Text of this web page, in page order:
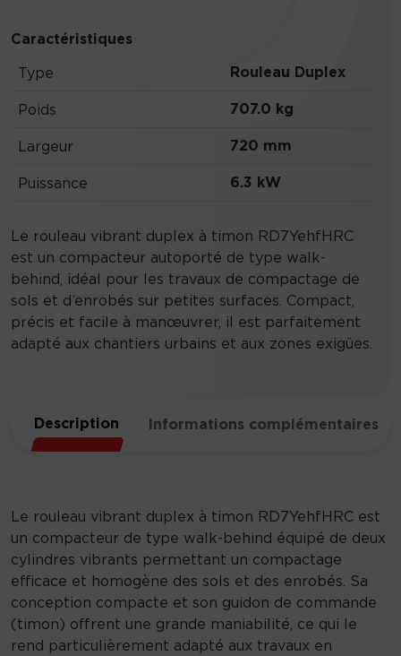
Caractéristiques
Type Rouleau Duplex
Poids 707.0 kg
Largeur 720 mm
Puissance 6.3 kW
Le rouleau vibrant duplex à timon RD7YehfHRC
est un compacteur autoporté de type walk-
behind, idéal pour les travaux de compactage de
sols et d’enrobés sur petites surfaces. Compact,
précis et facile à manœuvrer, il est parfaitement
adapté aux chantiers urbains et aux zones exigües.
Description Informations complémentaires
Le rouleau vibrant duplex à timon RD7YehfHRC est
un compacteur de type walk-behind équipé de deux
cylindres vibrants permettant un compactage
efficace et homogène des sols et des enrobés. Sa
conception compacte et son guidon de commande
(timon) offrent une grande maniabilité, ce qui le
rend particulièrement adapté aux travaux en